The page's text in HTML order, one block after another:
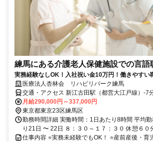
練馬にある介護老人保健施設での言語
実務経験なしOK！入社祝い金10万円！働きやすい
医療法人杏林会 リハビリパーク練馬
交通・アクセス 新江古田駅（都営大江戸線）-7
道）-13分、桜台（東京都）駅（西武鉄道）-14分
月給290,000円～337,000円
東京都東京23区練馬区
勤務時間詳細 実働時間：1日あたり8時間 平均
り21日 〜 22日 ８：３０～１７：３０ 休憩６０
仕事内容 ⭐実務未経験でもOK！ ⭐産前産後・育